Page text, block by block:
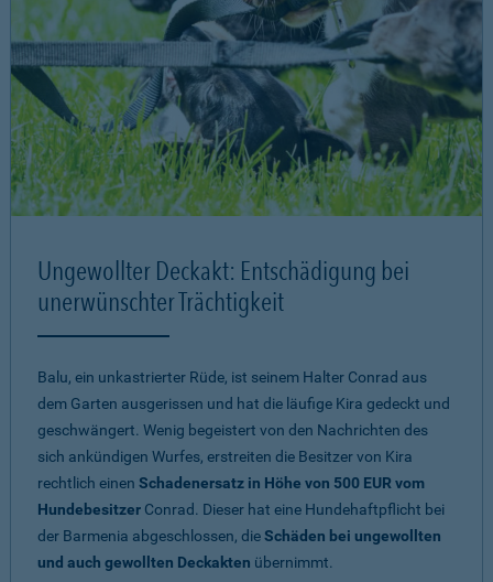
Ungewollter Deckakt: Entschädigung bei
unerwünschter Trächtigkeit
Balu, ein unkastrierter Rüde, ist seinem Halter Conrad aus
dem Garten ausgerissen und hat die läufige Kira gedeckt und
geschwängert. Wenig begeistert von den Nachrichten des
sich ankündigen Wurfes, erstreiten die Besitzer von Kira
rechtlich einen Schadenersatz in Höhe von 500 EUR vom
Hundebesitzer Conrad. Dieser hat eine Hundehaftpflicht bei
der Barmenia abgeschlossen, dieSchäden bei ungewollten
und auch gewollten Deckakten übernimmt.